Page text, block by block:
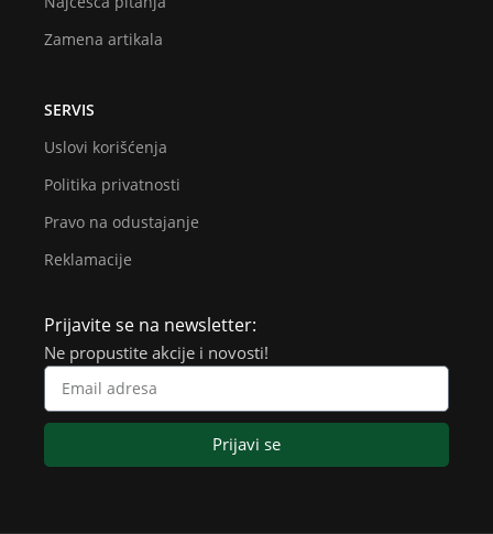
Zamena artikala
SERVIS
Uslovi korišćenja
Politika privatnosti
Pravo na odustajanje
Reklamacije
Prijavite se na newsletter:
Ne propustite akcije i novosti!
Prijavi se